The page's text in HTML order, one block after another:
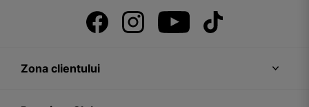
Zona clientului